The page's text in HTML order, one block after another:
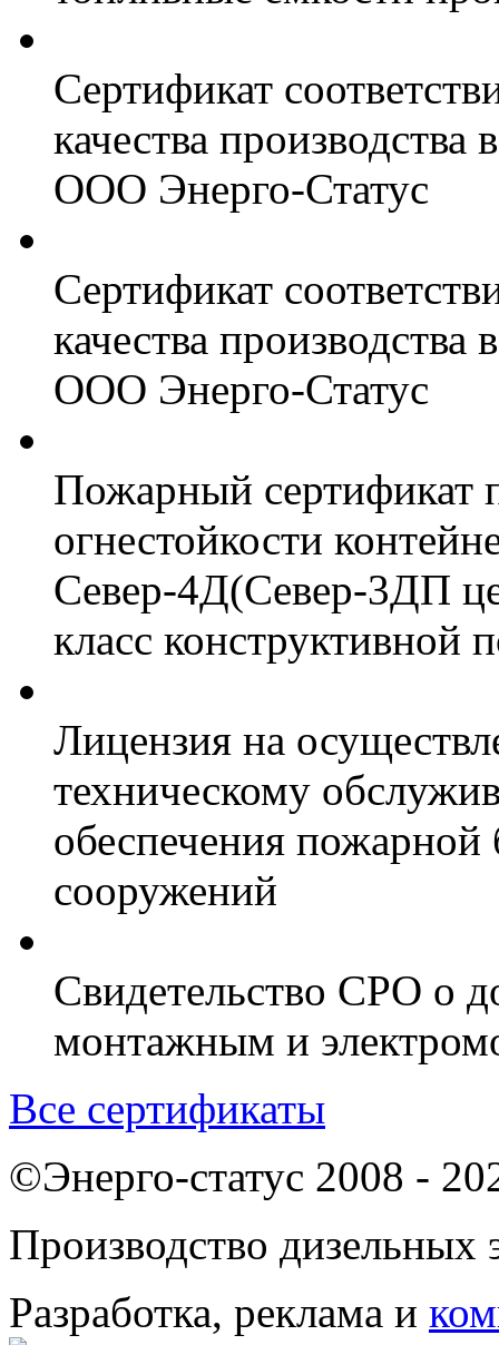
Сертификат
качества
ООО Энерго-Статус
Сертификат
качества
ООО Энерго-Статус
Пожарный сертификат
огнестойкости
Север-4Д(Север-3ДП
класс конструктивной
Лицензия на
техническому
обеспечения пожарной
сооружений
Свидетельство СРО о
монтажным и
Все сертификаты
©Энерго-статус 2008 -
Производство дизельных
Разработка, реклама и